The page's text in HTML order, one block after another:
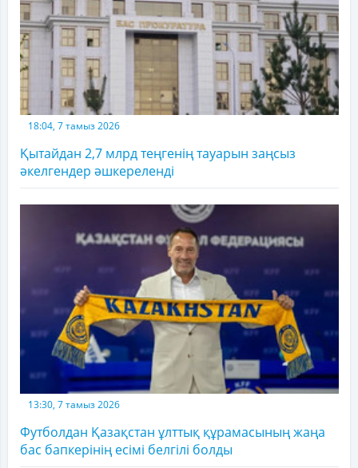
18:04, 7 тамыз 2026
Қытайдан 2,7 млрд теңгенің тауарын заңсыз
әкелгендер әшкереленді
13:30, 7 тамыз 2026
Футболдан Қазақстан ұлттық құрамасының жаңа
бас бапкерінің есімі белгілі болды